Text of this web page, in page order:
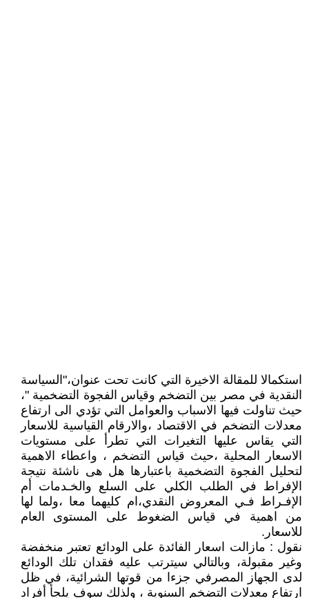
استكمالا للمقالة الاخيرة التي كانت تحت عنوان،"السياسة
النقدية في مصر بين التضخم وقياس الفجوة التضخمية "،
حيث تناولت فيها الاسباب والعوامل التي تؤدي الى ارتفاع
معدلات التضخم في الاقتصاد ،والارقام القياسية للاسعار
التي يقاس عليها التغيرات التي تطرأ على مستويات
الاسعار المحلية ،حيث قياس التضخم ، واعطاء الاهمية
لتحليل الفجوة التضخمية باعتبارها هل هى ناشئة نتيجة
الإفراط في الطلب الكلي على السلع والخـدمات أم
الإفـراط فـي المعروض النقدي،ام كليهما معا ،ولما لها
من اهمية في قياس الضغوط على المستوى العام
للاسعار.
نقول : مازالت اسعار الفائدة على الودائع تعتبر منخفضة
وغير مقبولة، وبالتالي سيترتب عليه فقدان تلك الودائع
لدى الجهاز المصرفي جزءا من قوتها الشرائية، في ظل
ارتفاع معدلات التضخم السنوية ، ولذلك سوف يلجأ أفراد